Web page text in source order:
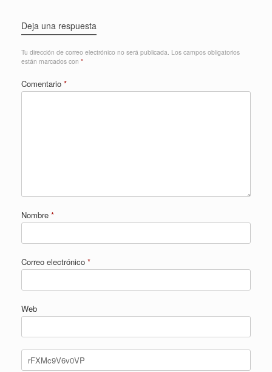
Deja una respuesta
Tu dirección de correo electrónico no será publicada. Los campos obligatorios
están marcados con *
Comentario *
Nombre *
Correo electrónico *
Web